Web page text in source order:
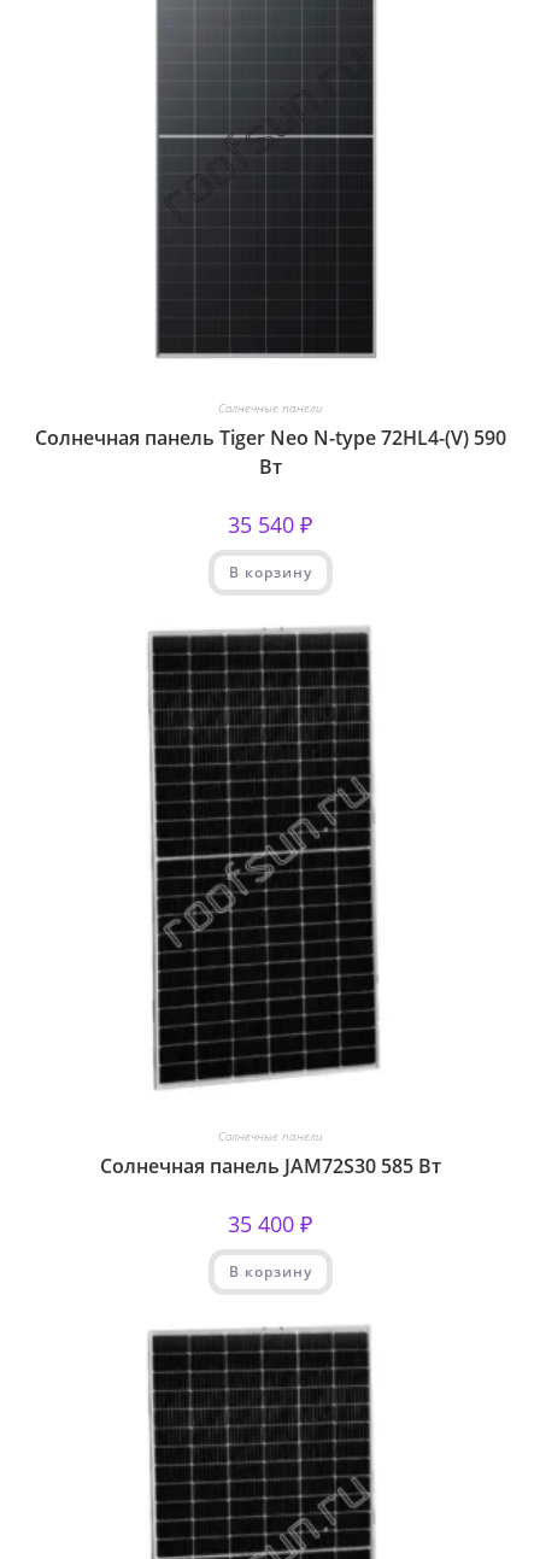
Солнечные панели
Солнечная панель Tiger Neo N-type 72HL4-(V) 590
Вт
35 540 ₽
В корзину
Солнечные панели
Солнечная панель JAM72S30 585 Вт
35 400 ₽
В корзину